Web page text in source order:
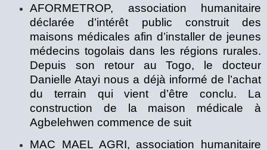
AFORMETROP, association humanitaire
déclarée d’intérêt public construit des
maisons médicales afin d’installer de jeunes
médecins togolais dans les régions rurales.
Depuis son retour au Togo, le docteur
Danielle Atayi nous a déjà informé de l’achat
du terrain qui vient d’être conclu. La
construction de la maison médicale à
Agbelehwen commence de suit
MAC MAEL AGRI, association humanitaire